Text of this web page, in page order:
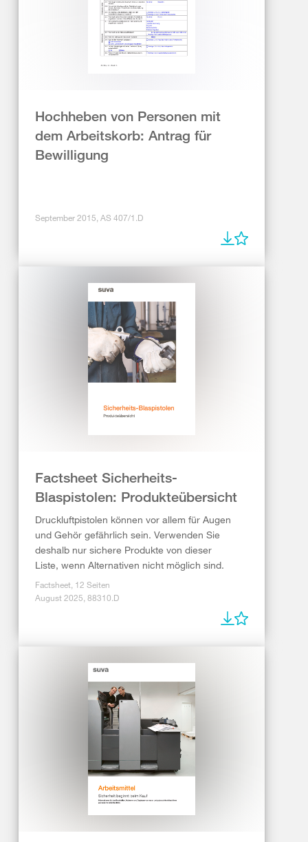
Hochheben von Personen mit
dem Arbeitskorb: Antrag für
Bewilligung
September 2015, AS 407/1.D
Factsheet Sicherheits-
Blaspistolen: Produkteübersicht
Druckluftpistolen können vor allem für Augen
und Gehör gefährlich sein. Verwenden Sie
deshalb nur sichere Produkte von dieser
Liste, wenn Alternativen nicht möglich sind.
Factsheet, 12 Seiten
August 2025, 88310.D